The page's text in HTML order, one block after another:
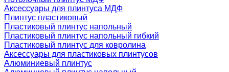
Аксессуары для плинтуса МДФ
Плинтус пластиковый
Пластиковый плинтус напольный
Пластиковый плинтус напольный гибкий
Пластиковый плинтус для ковролина
Аксессуары для пластиковых плинтусов
Алюминиевый плинтус